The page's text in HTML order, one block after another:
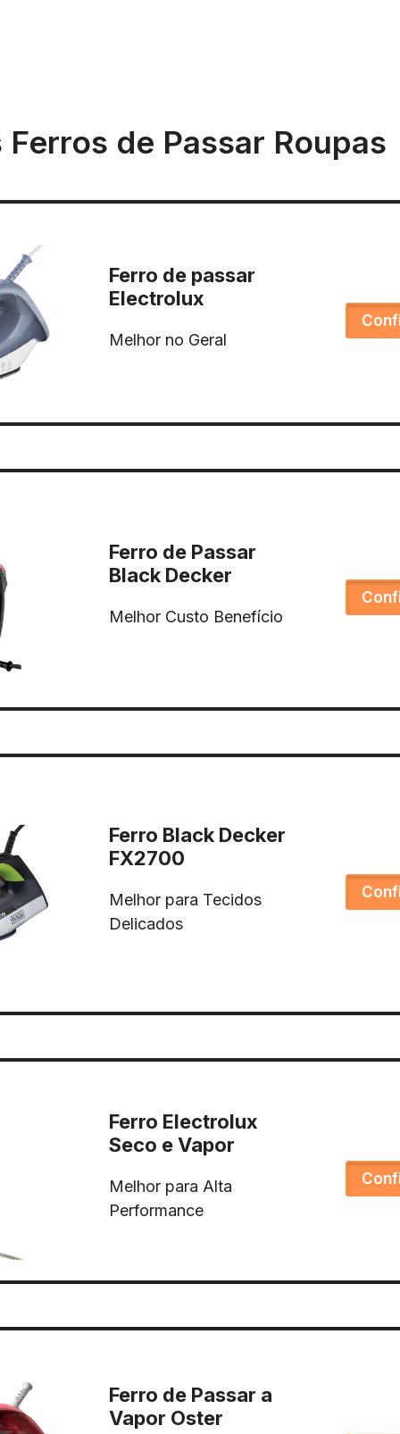
de Passar Roupas
Ferro de passar
Electrolux
Melhor no Geral
Ferro de Passar
Black Decker
Melhor Custo Benefício
Ferro Black Decker
FX2700
Melhor para Tecidos
Delicados
Ferro Electrolux
Seco e Vapor
Melhor para Alta
Performance
Ferro de Passar a
Vapor Oster